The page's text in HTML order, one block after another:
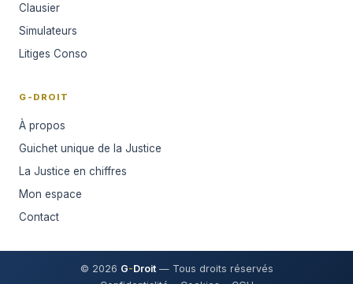
Clausier
Simulateurs
Litiges Conso
G-DROIT
À propos
Guichet unique de la Justice
La Justice en chiffres
Mon espace
Contact
© 2026 G-Droit— Tous droits réservés